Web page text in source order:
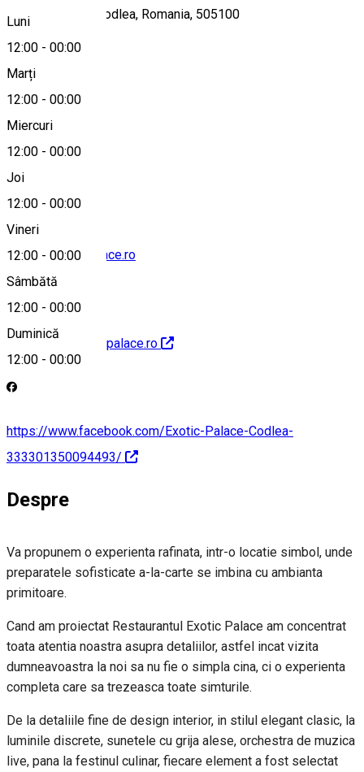
Luni
12:00 - 00:00
Marți
12:00 - 00:00
Miercuri
12:00 - 00:00
Joi
12:00 - 00:00
Vineri
12:00 - 00:00
Sâmbătă
12:00 - 00:00
Duminică
12:00 - 00:00
Str. Lunga Nr. 1, Codlea, Romania, 505100
Hartă
office@exoticpalace.ro
http://www.exoticpalace.ro
https://www.facebook.com/Exotic-Palace-Codlea-
333301350094493/
Despre
Va propunem o experienta rafinata, intr-o locatie simbol, unde
preparatele sofisticate a-la-carte se imbina cu ambianta
primitoare.
Cand am proiectat Restaurantul Exotic Palace am concentrat
toata atentia noastra asupra detaliilor, astfel incat vizita
dumneavoastra la noi sa nu fie o simpla cina, ci o experienta
completa care sa trezeasca toate simturile.
De la detaliile fine de design interior, in stilul elegant clasic, la
luminile discrete, sunetele cu grija alese, orchestra de muzica
live, pana la festinul culinar, fiecare element a fost selectat